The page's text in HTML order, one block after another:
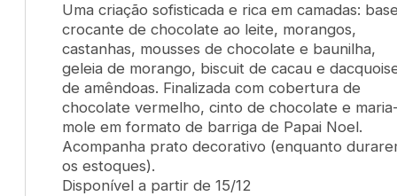
Uma criação sofisticada e rica em camadas:
crocante de chocolate ao leite, morangos,
castanhas, mousses de chocolate e baunilha,
geleia de morango, biscuit de cacau e
de amêndoas. Finalizada com cobertura de
chocolate vermelho, cinto de chocolate e
mole em formato de barriga de Papai Noel.
Acompanha prato decorativo (enquanto
os estoques).
Disponível a partir de 15/12